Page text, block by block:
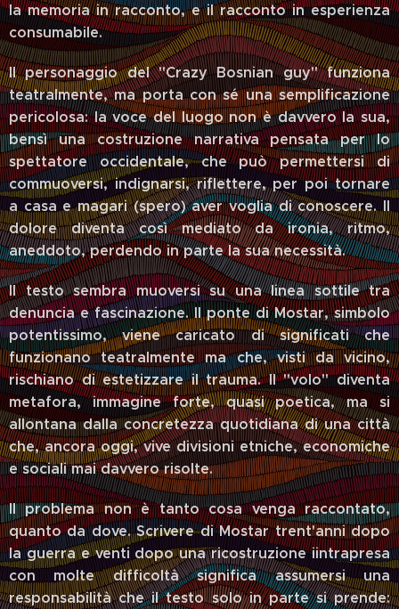
la memoria in racconto, e il racconto in esperienza
consumabile.
Il personaggio del "Crazy Bosnian guy" funziona
teatralmente, ma porta con sé una semplificazione
pericolosa: la voce del luogo non è davvero la sua,
bensì una costruzione narrativa pensata per lo
spettatore occidentale, che può permettersi di
commuoversi, indignarsi, riflettere, per poi tornare
a casa e magari (spero) aver voglia di conoscere. Il
dolore diventa così mediato da ironia, ritmo,
aneddoto, perdendo in parte la sua necessità.
Il testo sembra muoversi su una linea sottile tra
denuncia e fascinazione. Il ponte di Mostar, simbolo
potentissimo, viene caricato di significati che
funzionano teatralmente ma che, visti da vicino,
rischiano di estetizzare il trauma. Il "volo" diventa
metafora, immagine forte, quasi poetica, ma si
allontana dalla concretezza quotidiana di una città
che, ancora oggi, vive divisioni etniche, economiche
e sociali mai davvero risolte.
Il problema non è tanto cosa venga raccontato,
quanto da dove. Scrivere di Mostar trent'anni dopo
la guerra e venti dopo una ricostruzione iintrapresa
con molte difficoltà significa assumersi una
responsabilità che il testo solo in parte si prende: